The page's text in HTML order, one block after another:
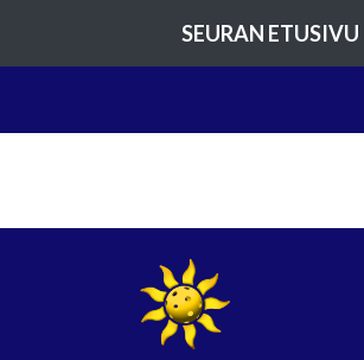
SEURAN ETUSIVU